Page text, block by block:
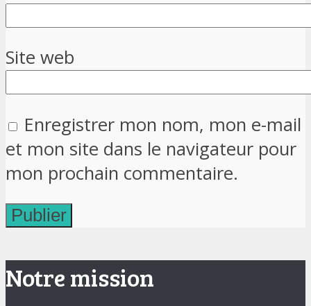
Site web
Enregistrer mon nom, mon e-mail
et mon site dans le navigateur pour
mon prochain commentaire.
Notre mission